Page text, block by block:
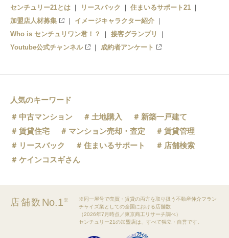
センチュリー21とは
リースバック
住まいるサポート21
加盟店人材募集
イメージキャラクター紹介
Who is センチュリワン君！？
接客グランプリ
Youtube公式チャンネル
成約者アンケート
人気のキーワード
中古マンション
土地購入
新築一戸建て
賃貸住宅
マンション売却・査定
賃貸管理
リースバック
住まいるサポート
店舗検索
ケインコスギさん
店舗数 No.1※
※同一屋号で売買・賃貸の両方を取り扱う不動産仲介フラン
チャイズ業としての全国における店舗数
（2026年7月時点／東京商工リサーチ調べ）
センチュリー21の加盟店は、すべて独立・自営です。